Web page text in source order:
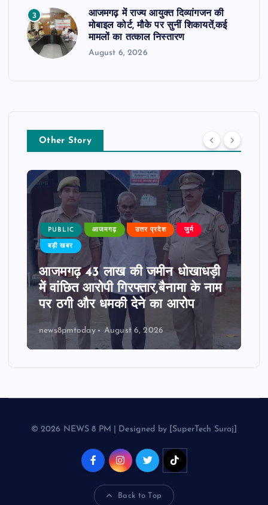
3
आजमगढ़ में राज्य आयुक्त दिव्यांगजन की
मोबाइल कोर्ट, मौके पर सुनीं शिकायतें,कई
मामलों का तत्काल निस्तारण
August 6, 2026
Other Story
PUBLIC आजमगढ़ उत्तर प्रदेश जुर्म
बड़ी खबर
आजमगढ़ 43 लाख की जमीन धोखाधड़ी
में वांछित आरोपी गिरफ्तार,बैनामा के नाम
पर ठगी और धमकी देने का आरोप
news8pmtoday August 6, 2026
© 2026 NEWS 8 PM | Designed by [SuperTech Suraj]
Back to Top